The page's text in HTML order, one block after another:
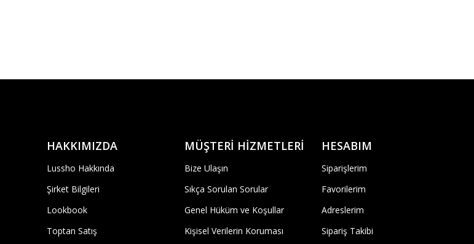
HAKKIMIZDA
Lussho Hakkında
Şirket Bilgileri
Lookbook
Toptan Satış
MÜŞTERİ HİZMETLERİ
Bize Ulaşın
Sıkça Sorulan Sorular
Genel Hüküm ve Koşullar
Kişisel Verilerin Koruması
HESABIM
Siparişlerim
Favorilerim
Adreslerim
Sipariş Takibi